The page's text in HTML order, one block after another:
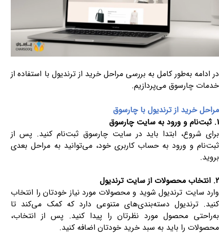
در ادامه به‌طور کامل به بررسی مراحل خرید از ترندیول با استفاده از
خدمات چارسوق می‌پردازیم.
مراحل خرید از ترندیول با چارسوق
1. ثبت‌نام و ورود به سایت چارسوق
برای شروع، ابتدا باید در سایت چارسوق ثبت‌نام کنید. پس از
ثبت‌نام و ورود به حساب کاربری خود، می‌توانید به مراحل بعدی
بروید.
2. انتخاب محصولات از سایت ترندیول
وارد سایت ترندیول شوید و محصولات مورد نیاز خودتان را انتخاب
کنید. ترندیول دسته‌بندی‌های متنوعی دارد که کمک می‌کند تا
به‌راحتی محصول مورد نظرتان را پیدا کنید. پس از انتخاب،
محصولات را باید به سبد خرید خودتان اضافه کنید.